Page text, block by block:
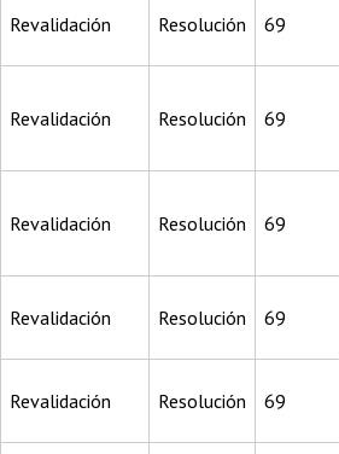
Revalidación Resolución 69
Revalidación Resolución 69
Revalidación Resolución 69
Revalidación Resolución 69
Revalidación Resolución 69